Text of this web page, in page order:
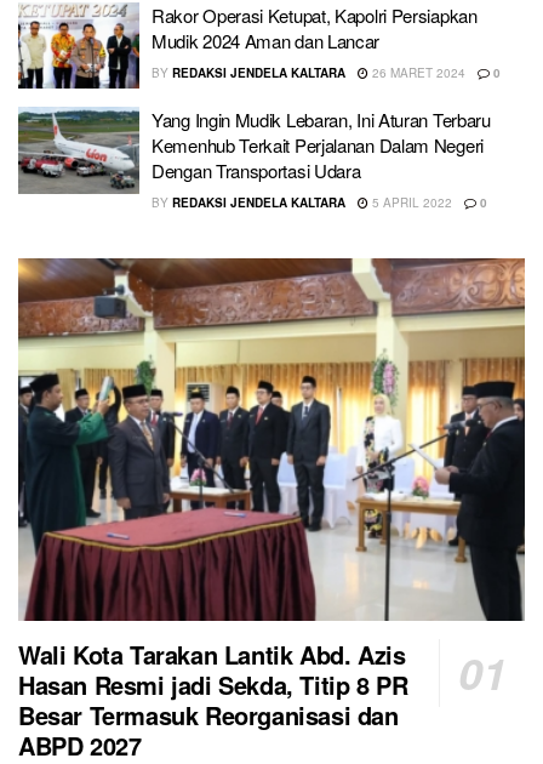
Rakor Operasi Ketupat, Kapolri Persiapkan
Mudik 2024 Aman dan Lancar
BY REDAKSI JENDELA KALTARA 26 MARET 2024 0
Yang Ingin Mudik Lebaran, Ini Aturan Terbaru
Kemenhub Terkait Perjalanan Dalam Negeri
Dengan Transportasi Udara
BY REDAKSI JENDELA KALTARA 5 APRIL 2022 0
Wali Kota Tarakan Lantik Abd. Azis
Hasan Resmi jadi Sekda, Titip 8 PR
Besar Termasuk Reorganisasi dan
ABPD 2027